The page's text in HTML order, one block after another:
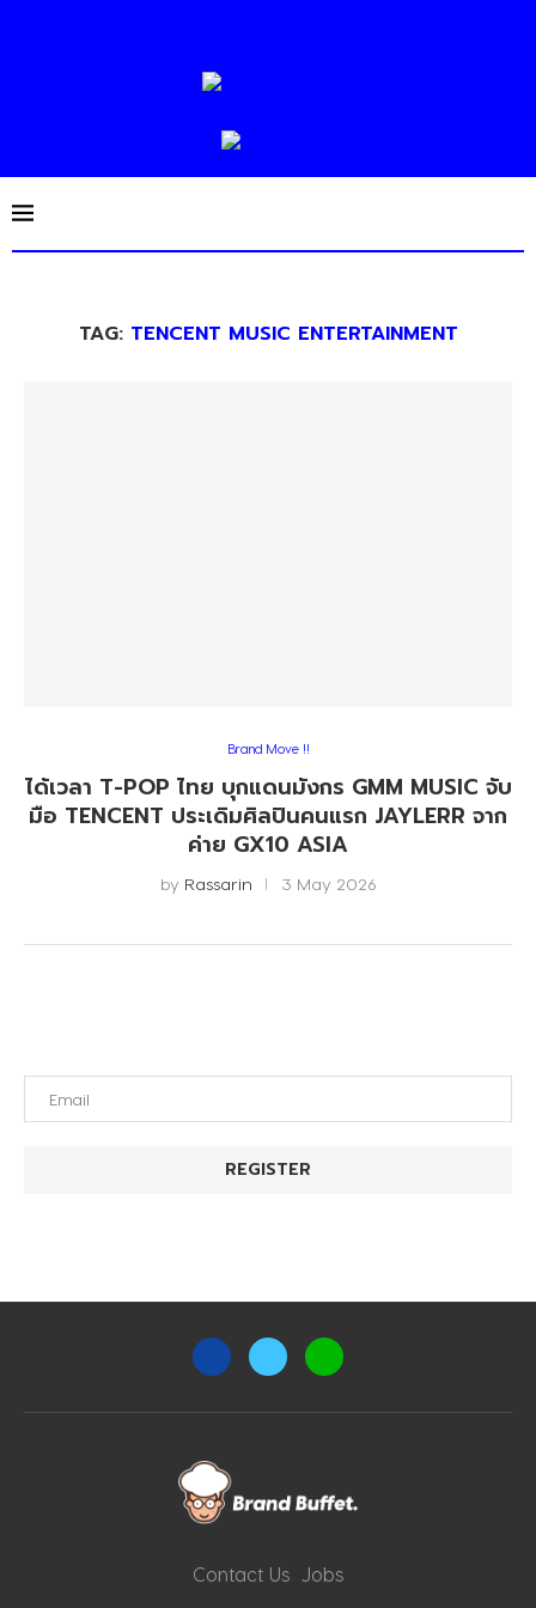
TAG: TENCENT MUSIC ENTERTAINMENT
Brand Move !!
ได้เวลา T-POP ไทย บุกแดนมังกร GMM MUSIC จับ
มือ TENCENT ประเดิมศิลปินคนแรก JAYLERR จาก
ค่าย GX10 ASIA
by Rassarin 3 May 2026
Contact Us Jobs